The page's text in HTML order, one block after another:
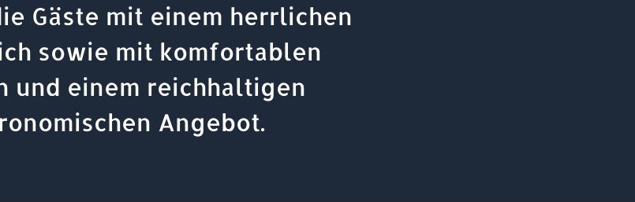
Gäste mit einem herrlichen
sowie mit komfortablen
und einem reichhaltigen
Angebot.